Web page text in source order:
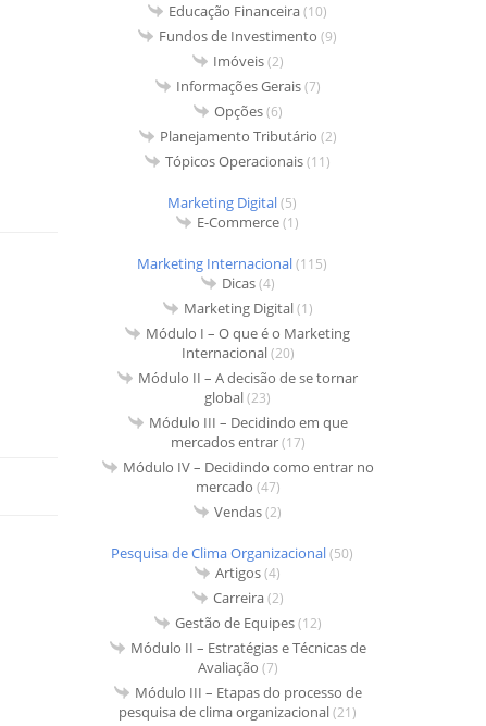
Educação Financeira(10)
Fundos de Investimento (9)
Imóveis(2)
Informações Gerais(7)
Opções(6)
Planejamento Tributário (2)
Tópicos Operacionais(11)
Marketing Digital(5)
E-Commerce(1)
Marketing Internacional(115)
Dicas(4)
Marketing Digital(1)
Módulo I – O que é o Marketing
Internacional(20)
Módulo II – A decisão de se tornar
global(23)
Módulo III – Decidindo em que
mercados entrar(17)
Módulo IV – Decidindo como entrar no
mercado (47)
Vendas(2)
Pesquisa de Clima Organizacional(50)
Artigos(4)
Carreira(2)
Gestão de Equipes(12)
Módulo II – Estratégias e Técnicas de
Avaliação (7)
Módulo III – Etapas do processo de
pesquisa de clima organizacional(21)